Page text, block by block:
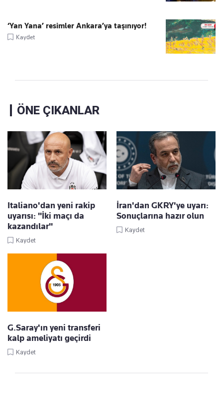
‘Yan Yana’ resimler Ankara’ya taşınıyor!
Kaydet
ÖNE ÇIKANLAR
Italiano'dan yeni rakip
uyarısı: "İki maçı da
kazandılar"
Kaydet
İran'dan GKRY'ye uyarı:
Sonuçlarına hazır olun
Kaydet
G.Saray'ın yeni transferi
kalp ameliyatı geçirdi
Kaydet